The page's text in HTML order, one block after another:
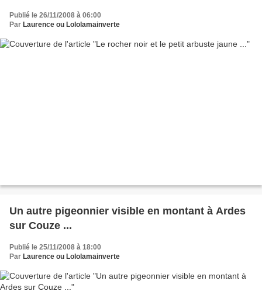
Publié le 26/11/2008 à 06:00
Par Laurence ou Lololamainverte
Un autre pigeonnier visible en montant à Ardes
sur Couze ...
Publié le 25/11/2008 à 18:00
Par Laurence ou Lololamainverte